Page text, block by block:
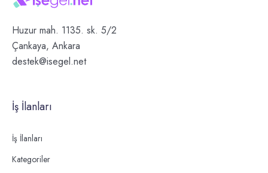
Huzur mah. 1135. sk. 5/2
Çankaya, Ankara
destek@isegel.net
İş İlanları
İş İlanları
Kategoriler